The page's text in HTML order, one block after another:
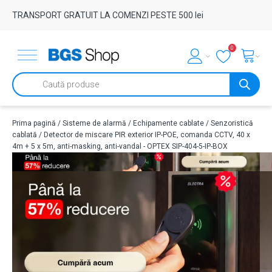
TRANSPORT GRATUIT LA COMENZI PESTE 500 lei
0
Products
search
Prima pagină / Sisteme de alarmă / Echipamente cablate / Senzoristică
cablată / Detector de miscare PIR exterior IP-POE, comanda CCTV, 40 x
4m + 5 x 5m, anti-masking, anti-vandal - OPTEX SIP-404-5-IP-BOX